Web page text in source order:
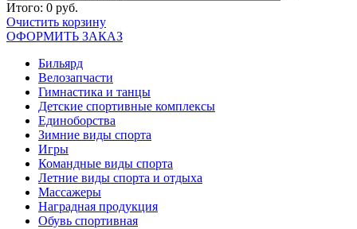
Итого: 0 руб.
Очистить корзину
ОФОРМИТЬ ЗАКАЗ
Бильярд
Велозапчасти
Гимнастика и танцы
Детские спортивные комплексы
Единоборства
Зимние виды спорта
Игры
Командные виды спорта
Летние виды спорта и отдыха
Массажеры
Наградная продукция
Обувь спортивная